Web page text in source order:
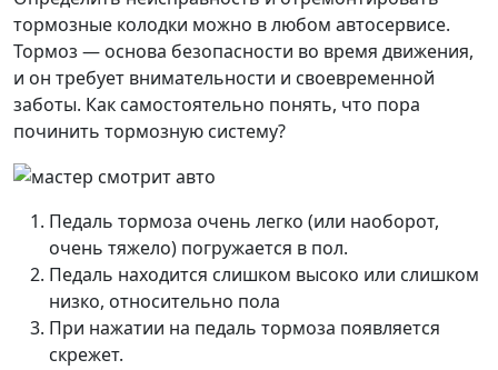
тормозные колодки можно в любом автосервисе.
Тормоз — основа безопасности во время движения,
и он требует внимательности и своевременной
заботы. Как самостоятельно понять, что пора
починить тормозную систему?
Педаль тормоза очень легко (или наоборот,
очень тяжело) погружается в пол.
Педаль находится слишком высоко или слишком
низко, относительно пола
При нажатии на педаль тормоза появляется
скрежет.